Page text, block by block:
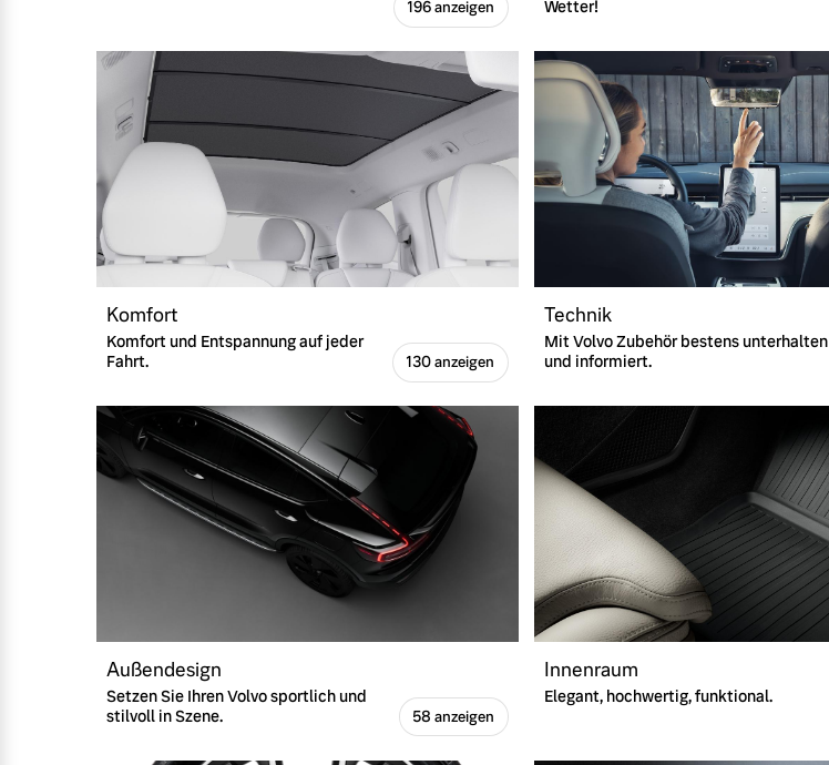
196 anzeigen
Wetter!
Komfort
Komfort und Entspannung auf jeder
Fahrt.
130 anzeigen
Technik
Mit Volvo Zubehör bestens unterhalten
und informiert.
Außendesign
Setzen Sie Ihren Volvo sportlich und
stilvoll in Szene.
58 anzeigen
Innenraum
Elegant, hochwertig, funktional.